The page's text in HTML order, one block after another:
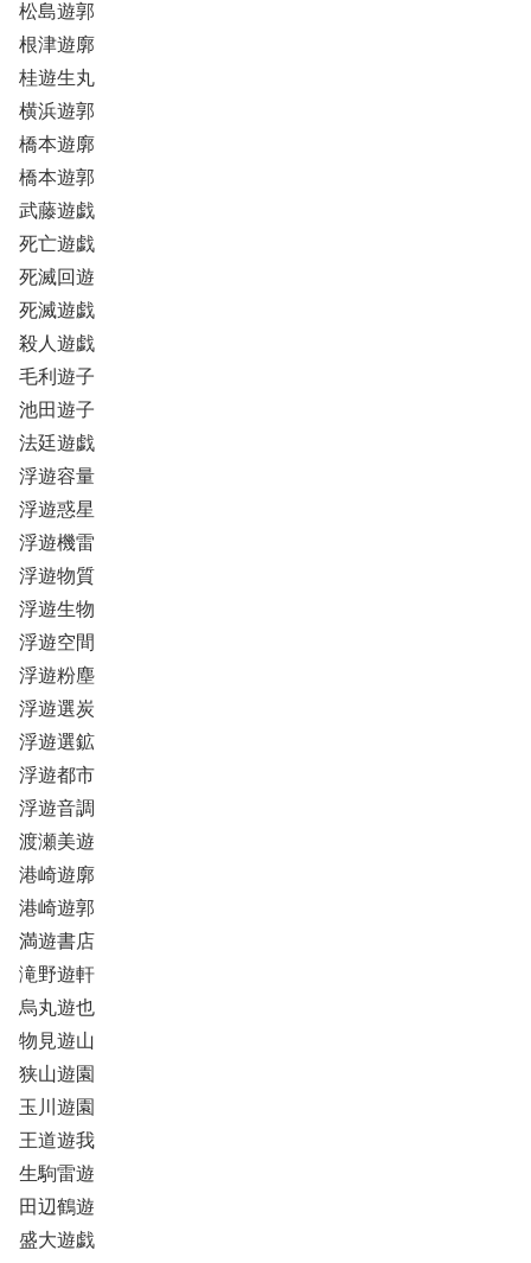
松島遊郭
根津遊廓
桂遊生丸
横浜遊郭
橋本遊廓
橋本遊郭
武藤遊戯
死亡遊戯
死滅回遊
死滅遊戯
殺人遊戯
毛利遊子
池田遊子
法廷遊戯
浮遊容量
浮遊惑星
浮遊機雷
浮遊物質
浮遊生物
浮遊空間
浮遊粉塵
浮遊選炭
浮遊選鉱
浮遊都市
浮遊音調
渡瀬美遊
港崎遊廓
港崎遊郭
満遊書店
滝野遊軒
烏丸遊也
物見遊山
狭山遊園
玉川遊園
王道遊我
生駒雷遊
田辺鶴遊
盛大遊戯